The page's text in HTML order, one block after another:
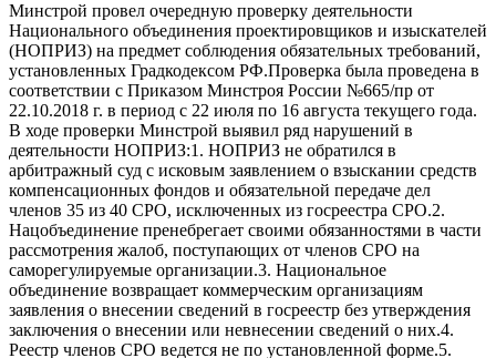
Минстрой провел очередную проверку деятельности
Национального объединения проектировщиков и изыскателей
(НОПРИЗ) на предмет соблюдения обязательных требований,
установленных Градкодексом РФ.Проверка была проведена в
соответствии с Приказом Минстроя России №665/пр от
22.10.2018 г. в период с 22 июля по 16 августа текущего года.
В ходе проверки Минстрой выявил ряд нарушений в
деятельности НОПРИЗ:1. НОПРИЗ не обратился в
арбитражный суд с исковым заявлением о взыскании средств
компенсационных фондов и обязательной передаче дел
членов 35 из 40 СРО, исключенных из госреестра СРО.2.
Нацобъединение пренебрегает своими обязанностями в части
рассмотрения жалоб, поступающих от членов СРО на
саморегулируемые организации.3. Национальное
объединение возвращает коммерческим организациям
заявления о внесении сведений в госреестр без утверждения
заключения о внесении или невнесении сведений о них.4.
Реестр членов СРО ведется не по установленной форме.5.